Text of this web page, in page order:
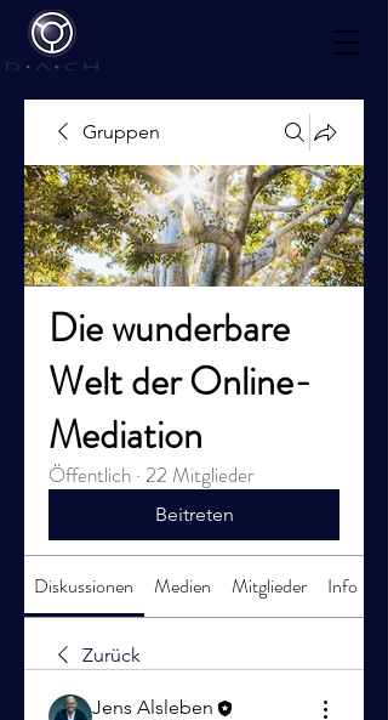
Gruppen
Die wunderbare
Welt der Online-
Mediation
Öffentlich · 22 Mitglieder
Beitreten
Diskussionen Medien Mitglieder Info
Zurück
Jens Alsleben